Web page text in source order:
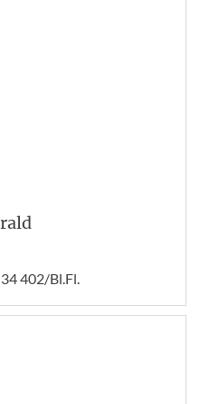
402/Bl.Fl.